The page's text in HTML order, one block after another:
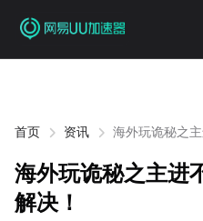
首页 资讯 海外玩诡秘之
海外玩诡秘之主进
解决！